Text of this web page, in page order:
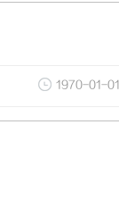
1970-01-01